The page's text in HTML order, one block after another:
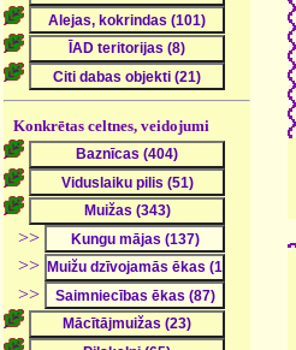
Konkrētas celtnes, veidojumi
>>
>>
>>